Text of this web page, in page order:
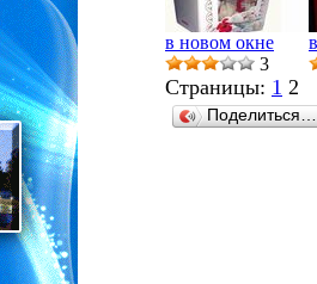
в новом окне
3
Страницы: 1 2
Поделиться…